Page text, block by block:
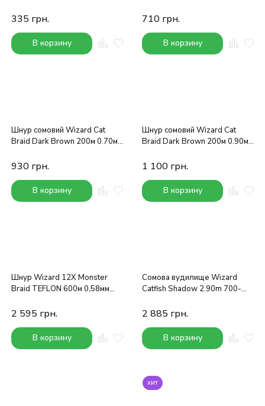
335 грн.
В корзину
710 грн.
В корзину
Шнур сомовий Wizard Cat
Braid Dark Brown 200м 0.70мм
930 грн.
В корзину
Шнур сомовий Wizard Cat
Braid Dark Brown 200м 0.90мм
1 100 грн.
В корзину
Шнур Wizard 12X Monster
Braid TEFLON 600м 0,58мм
2 595 грн.
В корзину
Сомова вудилище Wizard
Catfish Shadow 2.90m 700-
2 885 грн.
В корзину
хит